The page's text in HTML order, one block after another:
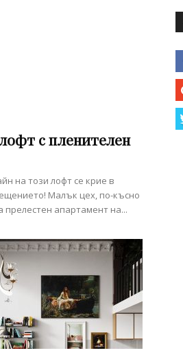
с пленителен
на този лофт се крие в
Малък цех, по-късно
прелестен апартамент на...